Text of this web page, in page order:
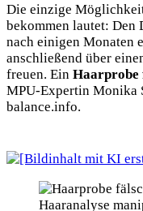
Die einzige
bekommen lautet: Den
nach einigen Monaten
anschließend über
freuen. Ein Haarprobe
MPU-Expertin Monika
balance.info.